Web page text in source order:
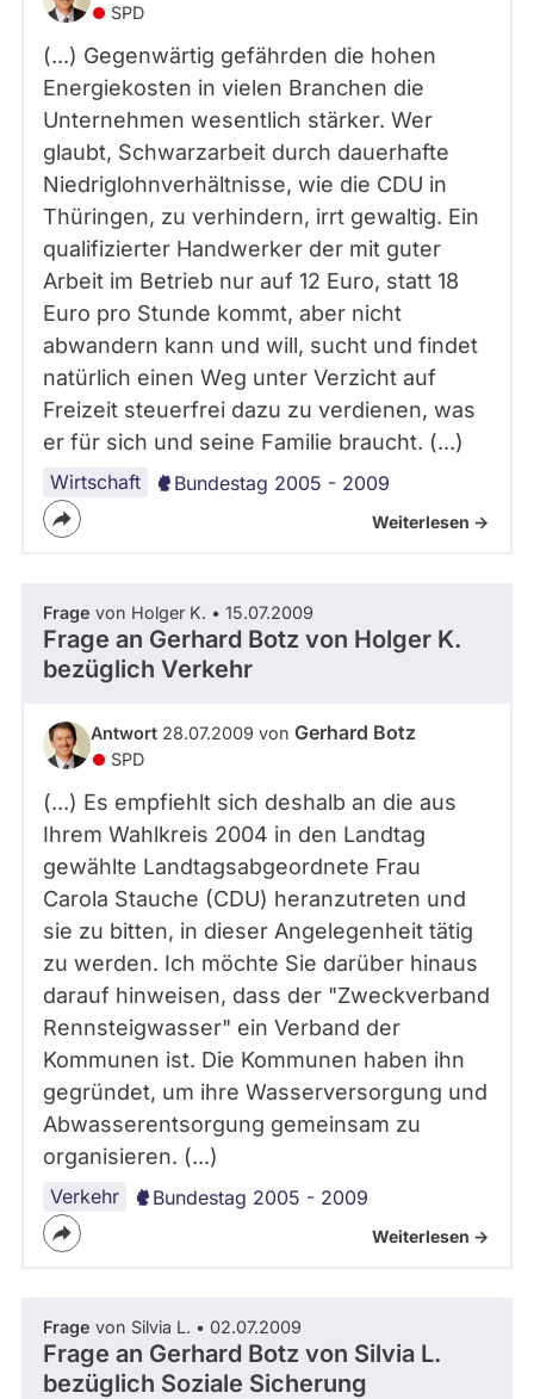
befragt
werden.
SPD
(...) Gegenwärtig gefährden die hohen
Energiekosten in vielen Branchen die
Unternehmen wesentlich stärker. Wer
glaubt, Schwarzarbeit durch dauerhafte
Niedriglohnverhältnisse, wie die CDU in
Thüringen, zu verhindern, irrt gewaltig. Ein
qualifizierter Handwerker der mit guter
Arbeit im Betrieb nur auf 12 Euro, statt 18
Euro pro Stunde kommt, aber nicht
abwandern kann und will, sucht und findet
natürlich einen Weg unter Verzicht auf
Freizeit steuerfrei dazu zu verdienen, was
er für sich und seine Familie braucht. (...)
Wirtschaft Bundestag 2005 - 2009
Weiterlesen ->
Frage von Holger K. • 15.07.2009
Frage an Gerhard Botz von Holger K.
bezüglich Verkehr
Antwort 28.07.2009 von Gerhard Botz
SPD
(...) Es empfiehlt sich deshalb an die aus
Ihrem Wahlkreis 2004 in den Landtag
gewählte Landtagsabgeordnete Frau
Carola Stauche (CDU) heranzutreten und
sie zu bitten, in dieser Angelegenheit tätig
zu werden. Ich möchte Sie darüber hinaus
darauf hinweisen, dass der "Zweckverband
Rennsteigwasser" ein Verband der
Kommunen ist. Die Kommunen haben ihn
gegründet, um ihre Wasserversorgung und
Abwasserentsorgung gemeinsam zu
organisieren. (...)
Verkehr Bundestag 2005 - 2009
Weiterlesen ->
Frage von Silvia L. • 02.07.2009
Frage an Gerhard Botz von Silvia L.
bezüglich Soziale Sicherung